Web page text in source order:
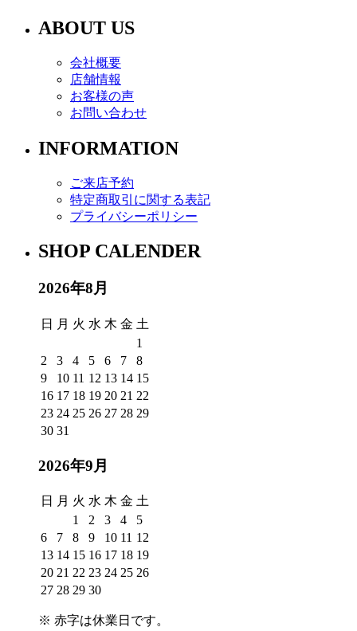
ABOUT US
会社概要
店舗情報
お客様の声
お問い合わせ
INFORMATION
ご来店予約
特定商取引に関する表記
プライバシーポリシー
SHOP CALENDER
2026年8月
日 月 火 水 木 金 土
1
2
3 4 5 6 7
8
9
10 11 12 13 14 15
16 17 18 19 20 21 22
23 24 25 26 27 28 29
30 31
2026年9月
日 月 火 水 木 金 土
1
2 3 4
5
6
7 8 9 10 11 12
13 14 15 16 17 18 19
20 21 22 23 24 25 26
27 28 29 30
※ 赤字は休業日 です。